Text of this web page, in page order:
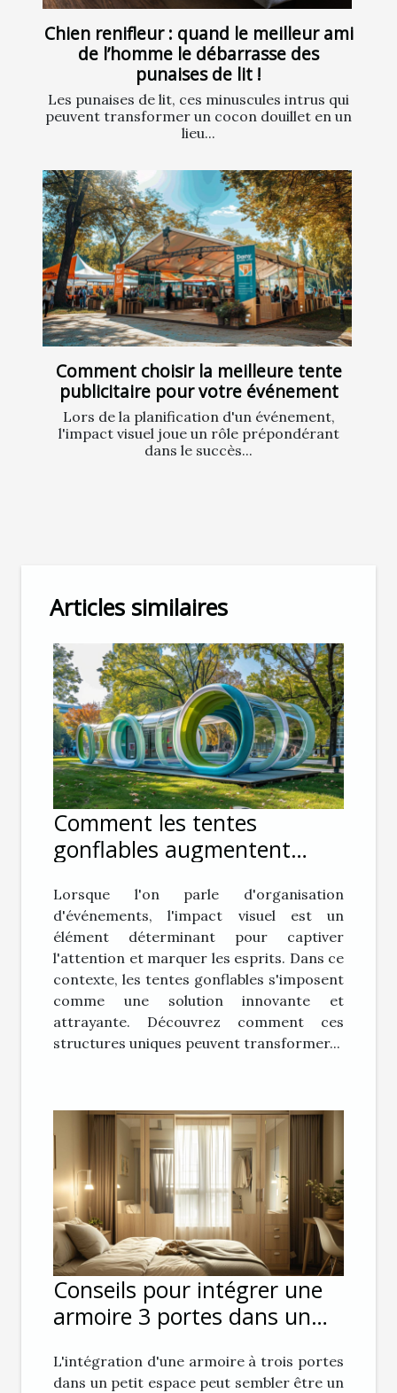
Chien renifleur : quand le meilleur ami
de l’homme le débarrasse des
punaises de lit !
Les punaises de lit, ces minuscules intrus qui
peuvent transformer un cocon douillet en un
lieu...
Comment choisir la meilleure tente
publicitaire pour votre événement
Lors de la planification d'un événement,
l'impact visuel joue un rôle prépondérant
dans le succès...
Articles similaires
Comment les tentes
gonflables augmentent
d'événements
Lorsque l'on parle d'organisation
d'événements, l'impact visuel est un
élément déterminant pour captiver
l'attention et marquer les esprits. Dans ce
contexte, les tentes gonflables s'imposent
comme une solution innovante et
attrayante. Découvrez comment ces
structures uniques peuvent transformer...
Conseils pour intégrer une
armoire 3 portes dans un
L'intégration d'une armoire à trois portes
dans un petit espace peut sembler être un